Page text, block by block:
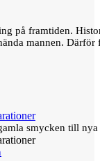
på framtiden.
mannen.
smycken till